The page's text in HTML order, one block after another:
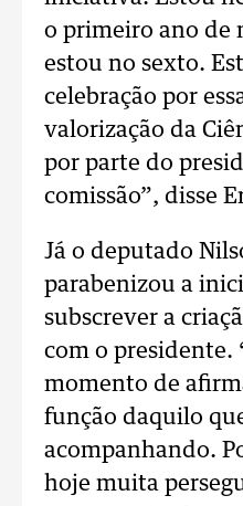
o primeiro ano de
estou no sexto.
celebração por
valorização da
por parte do
comissão”, disse
Já o deputado
parabenizou a
subscrever a
com o presidente.
momento de
função daquilo
acompanhando.
hoje muita